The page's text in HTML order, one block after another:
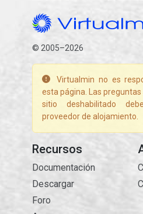
© 2005–2026
Virtualmin no es
esta página. Las
sitio deshabilitado
proveedor de alojamiento.
Recursos
Documentación
Descargar
Foro